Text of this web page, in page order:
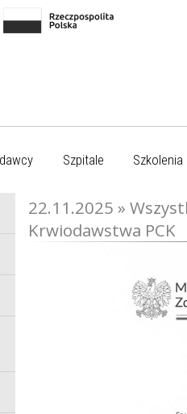
Szpitale Szkolenia
22.11.2025 »
Krwiodawstwa PCK